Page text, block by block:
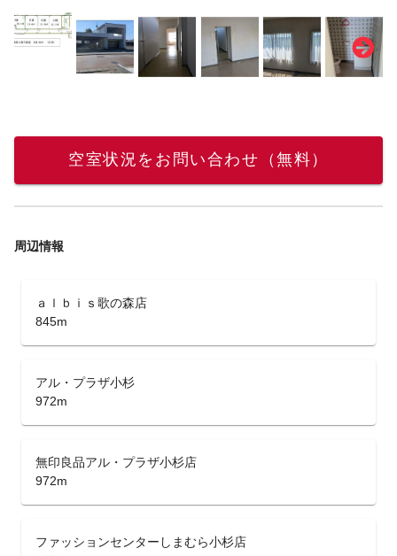
空室状況をお問い合わせ（無料）
周辺情報
ａｌｂｉｓ歌の森店
845m
アル・プラザ小杉
972m
無印良品アル・プラザ小杉店
972m
ファッションセンターしまむら小杉店